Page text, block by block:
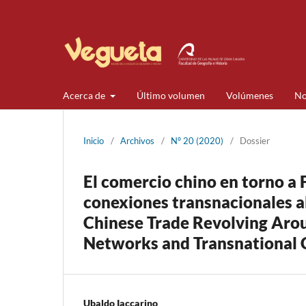
Acerca de Último volumen Volúmenes
Inicio / Archivos / Nº 20 (2020) / Dossier
El comercio chino en torno a
conexiones transnacionales
Chinese Trade Revolving
Networks and Transnational
Ubaldo Iaccarino